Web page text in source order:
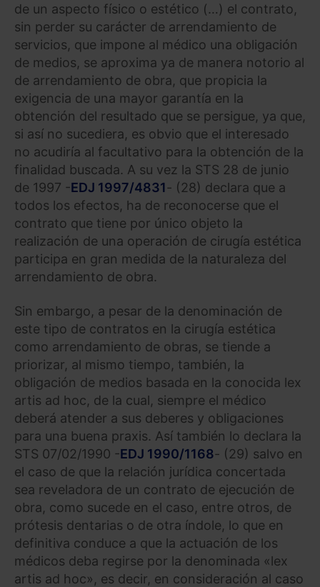
de un aspecto físico o estético (…) el contrato,
sin perder su carácter de arrendamiento de
servicios, que impone al médico una obligación
de medios, se aproxima ya de manera notorio al
de arrendamiento de obra, que propicia la
exigencia de una mayor garantía en la
obtención del resultado que se persigue, ya que,
si así no sucediera, es obvio que el interesado
no acudiría al facultativo para la obtención de la
finalidad buscada. A su vez la STS 28 de junio
de 1997 -EDJ 1997/4831- (28) declara que a
todos los efectos, ha de reconocerse que el
contrato que tiene por único objeto la
realización de una operación de cirugía estética
participa en gran medida de la naturaleza del
arrendamiento de obra.
Sin embargo, a pesar de la denominación de
este tipo de contratos en la cirugía estética
como arrendamiento de obras, se tiende a
priorizar, al mismo tiempo, también, la
obligación de medios basada en la conocida lex
artis ad hoc, de la cual, siempre el médico
deberá atender a sus deberes y obligaciones
para una buena praxis. Así también lo declara la
STS 07/02/1990 -EDJ 1990/1168- (29) salvo en
el caso de que la relación jurídica concertada
sea reveladora de un contrato de ejecución de
obra, como sucede en el caso, entre otros, de
prótesis dentarias o de otra índole, lo que en
definitiva conduce a que la actuación de los
médicos deba regirse por la denominada «lex
artis ad hoc», es decir, en consideración al caso